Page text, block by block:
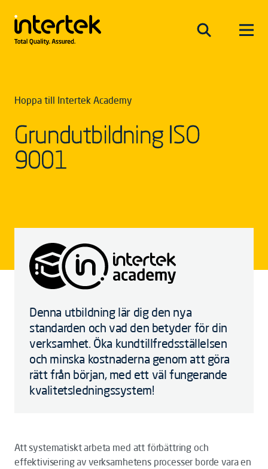
Hoppa till Intertek Academy
Grundutbildning ISO
9001
Denna utbildning lär dig den nya
standarden och vad den betyder för din
verksamhet. Öka kundtillfredsställelsen
och minska kostnaderna genom att göra
rätt från början, med ett väl fungerande
kvalitetsledningssystem!
Att systematiskt arbeta med att förbättring och
effektivisering av verksamhetens processer borde vara en